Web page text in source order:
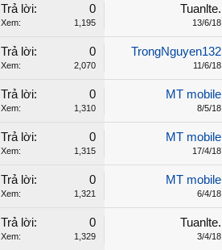
Trả lời: 0
Xem: 1,195
Tuanlte.
13/6/18
Trả lời: 0
Xem: 2,070
TrongNguyen132
11/6/18
Trả lời: 0
Xem: 1,310
MT mobile
8/5/18
Trả lời: 0
Xem: 1,315
MT mobile
17/4/18
Trả lời: 0
Xem: 1,321
MT mobile
6/4/18
Trả lời: 0
Xem: 1,329
Tuanlte.
3/4/18